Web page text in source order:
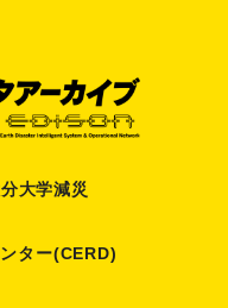
大学減災
ター(CERD)